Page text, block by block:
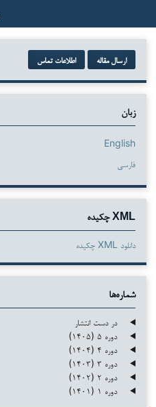
ارسال مقاله اطلاعات تماس
زبان
English
فارسی
XML چکیده
دانلود XML چکیده
شماره‌ها
در دست انتشار
دوره ۵ (۱۴۰۵)
دوره ۴ (۱۴۰۴)
دوره ۳ (۱۴۰۳)
دوره ۲ (۱۴۰۲)
دوره ۱ (۱۴۰۱)